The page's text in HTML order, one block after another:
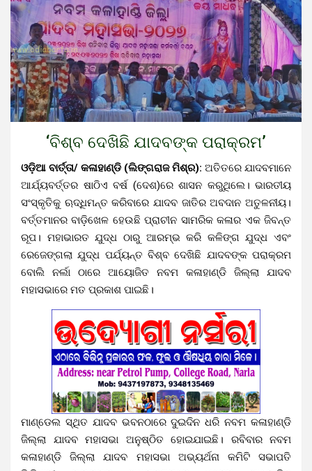
‘ବିଶ୍ବ ଦେଖିଛି ଯାଦବଙ୍କ ପରାକ୍ରମ’
ଓଡ଼ିଆ ବାର୍ତ୍ତା/ କଳାହାଣ୍ଡି (ଲିଙ୍ଗରାଜ ମିଶ୍ର): ଅତିତରେ ଯାଦବମାନେ
ଆର୍ଯ୍ୟବର୍ତ୍ତର ଷାଠିଏ ବର୍ଷ (ଦେଶ)ରେ ଶାସନ କରୁଥିଲେ। ଭାରତୀୟ
ସଂସ୍କୃତିକୁ ଋଦ୍ଧିମନ୍ତ କରିବାରେ ଯାଦବ ଜାତିର ଅବଦାନ ଅତୁଳନୀୟ।
ବର୍ତ୍ତମାନର ବାଡ଼ିଖେଳ ହେଉଛି ପ୍ରାଚୀନ ସାମରିକ କଳାର ଏକ ଜିବନ୍ତ
ରୂପ। ମହାଭାରତ ଯୁଦ୍ଧ ଠାରୁ ଆରମ୍ଭ କରି କଳିଙ୍ଗ ଯୁଦ୍ଧ ଏବଂ
ରେଜେଙ୍ଗଲା ଯୁଦ୍ଧ ପର୍ଯ୍ୟନ୍ତ ବିଶ୍ବ ଦେଖିଛି ଯାଦବଙ୍କ ପରାକ୍ରମ
ବୋଲି ନର୍ଲା ଠାରେ ଆୟୋଜିତ ନବମ କଳାହାଣ୍ଡି ଜିଲ୍ଲା ଯାଦବ
ମହାସଭାରେ ମତ ପ୍ରକାଶ ପାଇଛି।
ମାଣ୍ଡେଲ ସ୍ଥିତ ଯାଦବ ଭବନଠାରେ ଦୁଇଦିନ ଧରି ନବମ କଳାହାଣ୍ଡି
ଜିଲ୍ଲା ଯାଦବ ମହାସଭା ଅନୁଷ୍ଠିତ ହୋଇଯାଇଛି। ରବିବାର ନବମ
କଳାହାଣ୍ଡି ଜିଲ୍ଲା ଯାଦବ ମହାସଭା ଅଭ୍ୟର୍ଥନା କମିଟି ସଭାପତି